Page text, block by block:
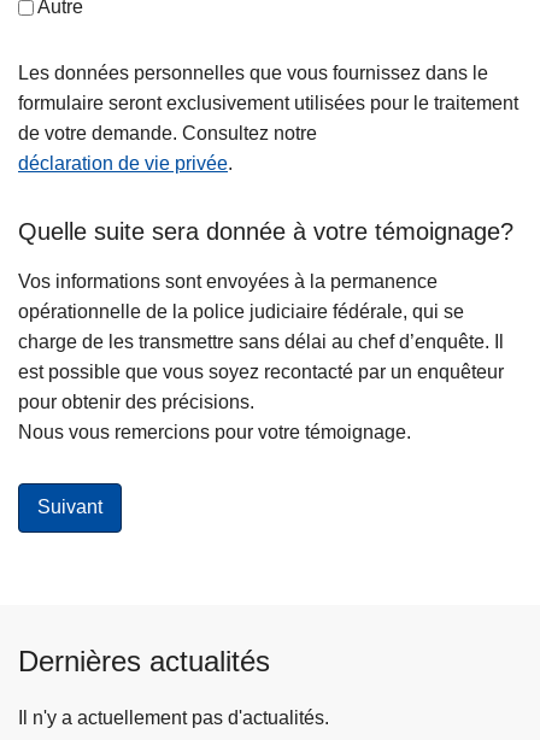
Autre
Les données personnelles que vous fournissez dans le
formulaire seront exclusivement utilisées pour le traitement
de votre demande. Consultez notre
déclaration de vie privée.
Quelle suite sera donnée à votre témoignage?
Vos informations sont envoyées à la permanence
opérationnelle de la police judiciaire fédérale, qui se
charge de les transmettre sans délai au chef d’enquête. Il
est possible que vous soyez recontacté par un enquêteur
pour obtenir des précisions.
Nous vous remercions pour votre témoignage.
Dernières actualités
Il n'y a actuellement pas d'actualités.